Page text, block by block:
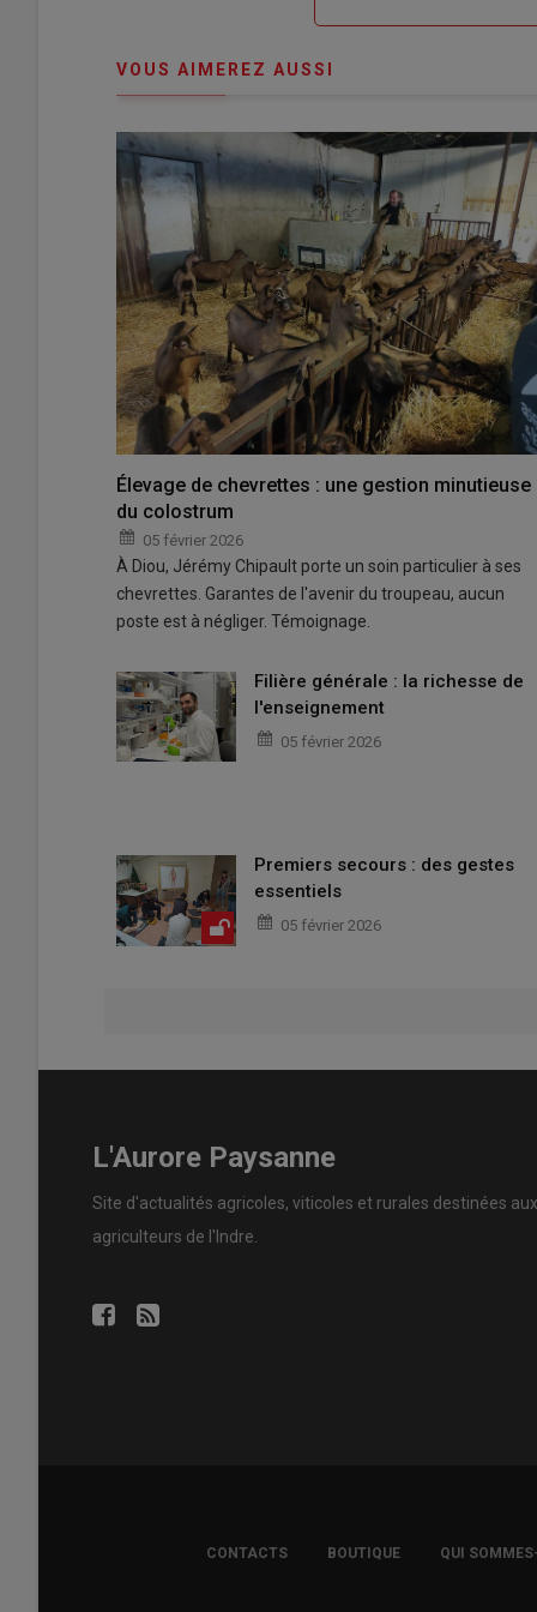
VOUS AIMEREZ AUSSI
Élevage de chevrettes : une gestion minutieuse
du colostrum
05 février 2026
À Diou, Jérémy Chipault porte un soin particulier à ses
chevrettes. Garantes de l'avenir du troupeau, aucun
poste est à négliger. Témoignage.
Filière générale : la richesse de
l'enseignement
05 février 2026
Premiers secours : des gestes
essentiels
05 février 2026
L'Aurore Paysanne
Site d'actualités agricoles, viticoles et rurales destinées aux
agriculteurs de l'Indre.
COPYRIGHTCONTACTS BOUTIQUE QUI